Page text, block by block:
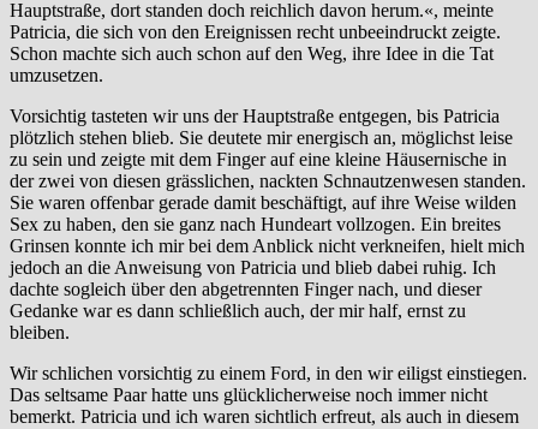
Hauptstraße, dort standen doch reichlich davon herum.«, meinte
Patricia, die sich von den Ereignissen recht unbeeindruckt zeigte.
Schon machte sich auch schon auf den Weg, ihre Idee in die Tat
umzusetzen.
Vorsichtig tasteten wir uns der Hauptstraße entgegen, bis Patricia
plötzlich stehen blieb. Sie deutete mir energisch an, möglichst leise
zu sein und zeigte mit dem Finger auf eine kleine Häusernische in
der zwei von diesen grässlichen, nackten Schnautzenwesen standen.
Sie waren offenbar gerade damit beschäftigt, auf ihre Weise wilden
Sex zu haben, den sie ganz nach Hundeart vollzogen. Ein breites
Grinsen konnte ich mir bei dem Anblick nicht verkneifen, hielt mich
jedoch an die Anweisung von Patricia und blieb dabei ruhig. Ich
dachte sogleich über den abgetrennten Finger nach, und dieser
Gedanke war es dann schließlich auch, der mir half, ernst zu
bleiben.
Wir schlichen vorsichtig zu einem Ford, in den wir eiligst einstiegen.
Das seltsame Paar hatte uns glücklicherweise noch immer nicht
bemerkt. Patricia und ich waren sichtlich erfreut, als auch in diesem